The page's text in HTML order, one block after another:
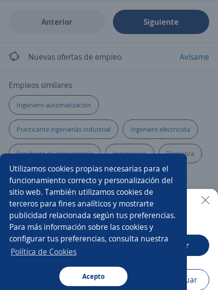
Utilizamos cookies propias necesarias para el
funcionamiento correcto y personalización del
sitio web. También utilizamos cookies de
terceros para fines analíticos y mostrarte
publicidad relacionada según tus preferencias.
Para más información sobre las cookies y
configurar tus preferencias, consulta nuestra
Política de Cookies
Acepto
Anterior Siguiente
Nuevas ofertas de empleo Avísame
Empleos similares
Ingeniero automatización
Practicante ingenierías industrial Ingeniero electricista
Residente de interventoría Ingeniero/a Técnico/a
Ingeniero comercial Ingeniero/a industrial
Ingeniero residente Gerente de proyectos
Ingeniero desarrollo Técnico/a electricista
Ingeniero ambiental
Pasante de ingeniero civil
Buscar es más fácil en la app
CT App Abrir
Navegador Continuar